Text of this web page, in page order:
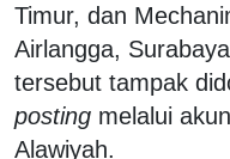
Timur, dan
Airlangga,
tersebut tampak
posting melalui
Alawiyah.